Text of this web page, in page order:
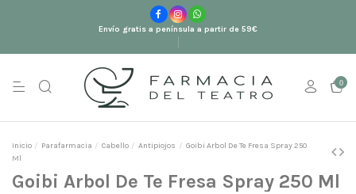
Envío gratis a península a partir de 59€
0
Inicio Parafarmacia Cabello Antipiojos
Goibi Arbol De Te Fresa Spray 250
Ml
Goibi Arbol De Te Fresa Spray 250 Ml